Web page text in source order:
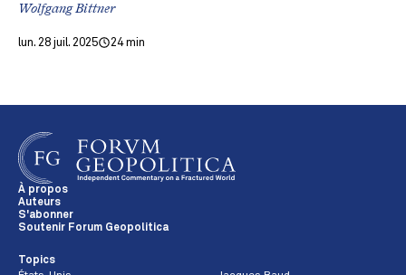
Wolfgang Bittner
lun. 28 juil. 2025 24 min
À propos
Auteurs
S'abonner
Soutenir Forum Geopolitica
Topics